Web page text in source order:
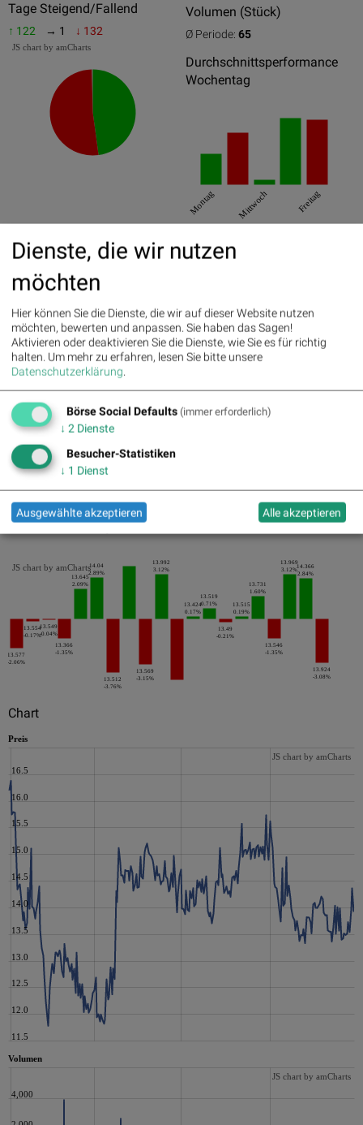
Tage Steigend/Fallend
↑ 122 → 1 ↓ 132
JS chart by amCharts
Volumen (Stück)
Ø Periode: 65
Durchschnittsperformance
Wochentag
Montag Mittwoch Freitag
17.10.2016 7.31%
26.01.2016
Pics
Die letzten 20 Tage der Periode
13.577
-2.06%
13.554
-0.17%
13.549
-0.04%
13.366
-1.35%
13.645
2.09%
14.04
2.89%
13.512
-3.76%
13.569
-3.15%
13.992
3.12%
13.424
0.17%
13.519
0.71%
13.49
-0.21%
13.515
0.19%
13.731
1.60%
13.546
-1.35%
13.969
3.12%14.366
2.84%
13.924
-3.08%
JS chart by amCharts
Chart
Preis
11.5
12.0
12.5
13.0
13.5
14.0
14.5
15.0
15.5
16.0
16.5
JS chart by amCharts
Volumen
4,000
JS chart by amCharts
Dienste, die wir nutzen
möchten
Hier können Sie die Dienste, die wir auf dieser Website nutzen
möchten, bewerten und anpassen. Sie haben das Sagen!
Aktivieren oder deaktivieren Sie die Dienste, wie Sie es für richtig
halten. Um mehr zu erfahren, lesen Sie bitte unsere
Datenschutzerklärung.
Börse Social Defaults (immer erforderlich)
↓ 2 Dienste
Besucher-Statistiken
↓ 1 Dienst
Ausgewählte akzeptieren Alle akzeptieren